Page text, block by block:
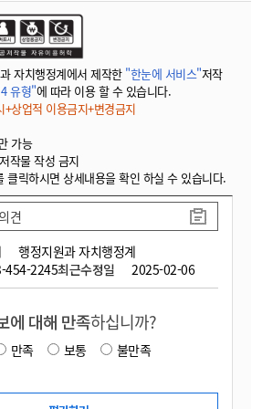
자치행정계에서 제작한 "한눈에 서비스"저작
유형"에 따라 이용 할 수 있습니다.
상업적 이용금지+변경금지
가능
작물 작성 금지
릭하시면 상세내용을 확인 하실 수 있습니다.
행정지원과 자치행정계
454-2245최근수정일 2025-02-06
견
에 대해 만족하십니까?
만족 보통
불만족